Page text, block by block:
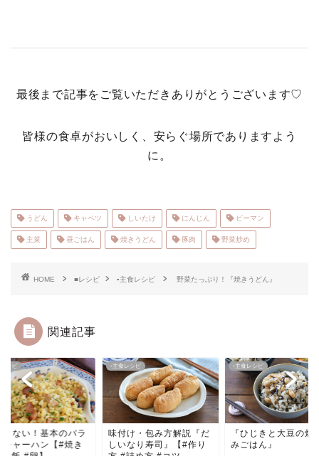
最後まで記事をご覧いただきありがとうございます♡
皆様の食卓がおいしく、安らぐ場所でありますよう
に。
うどん キャベツ しいたけ にんじん ピーマン
主菜 昼ごはん 焼きうどん 豚肉 野菜炒め
HOME ■レシピ ▪主食レシピ 野菜たっぷり！『焼きうどん』
関連記事
シピ
しない！基本のパラ
チャーハン【#焼き
▪主食レシピ
味付け・包み方解説『だ
しいなり寿司』【#作り
▪主食レシピ
『ひじきと大豆の炊
みごはん』